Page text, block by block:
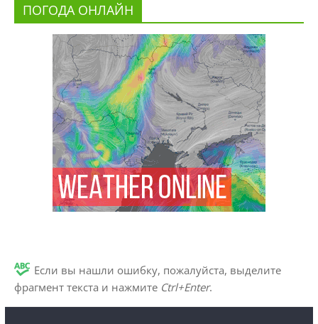
ПОГОДА ОНЛАЙН
Если вы нашли ошибку, пожалуйста, выделите
фрагмент текста и нажмите Ctrl+Enter.